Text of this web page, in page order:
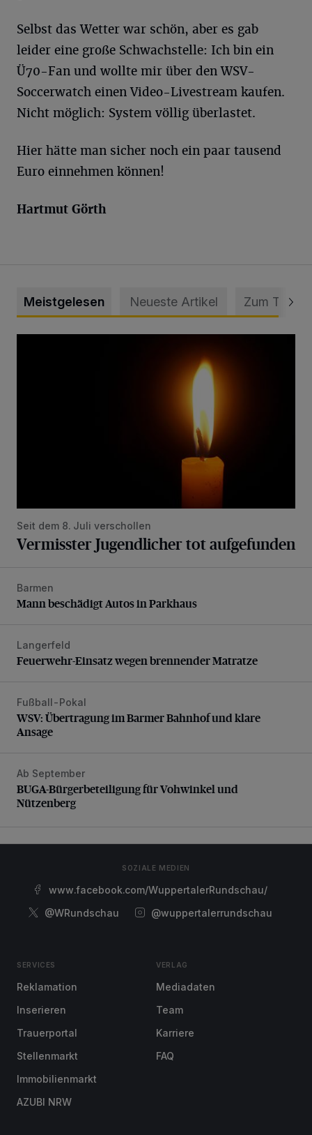
Selbst das Wetter war schön, aber es gab
leider eine große Schwachstelle: Ich bin ein
Ü70-Fan und wollte mir über den WSV-
Soccerwatch einen Video-Livestream kaufen.
Nicht möglich: System völlig überlastet.
Hier hätte man sicher noch ein paar tausend
Euro einnehmen können!
Hartmut Görth
Meistgelesen Neueste Artikel Zum Thema
Seit dem 8. Juli verschollen
Vermisster Jugendlicher tot aufgefunden
Mann beschädigt Autos in Parkhaus
Barmen
Mann beschädigt Autos in Parkhaus
Feuerwehr-Einsatz wegen brennender Matratze
Langerfeld
Feuerwehr-Einsatz wegen brennender Matratze
WSV: Übertragung im Barmer Bahnhof und klare Ansage
Fußball-Pokal
WSV: Übertragung im Barmer Bahnhof und klare
Ansage
BUGA-Bürgerbeteiligung für Vohwinkel und Nützenberg
Ab September
BUGA-Bürgerbeteiligung für Vohwinkel und
Nützenberg
SOZIALE MEDIEN
www.facebook.com/WuppertalerRundschau/
@WRundschau
@wuppertalerrundschau
SERVICES
Reklamation
Inserieren
Trauerportal
Stellenmarkt
Immobilienmarkt
AZUBI NRW
VERLAG
Mediadaten
Team
Karriere
FAQ